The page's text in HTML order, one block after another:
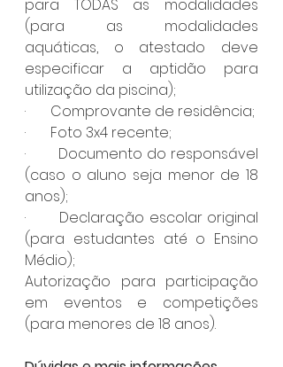
para TODAS as modalidades
(para as modalidades
aquáticas, o atestado deve
especificar a aptidão para
utilização da piscina);
·       Comprovante de residência;
·       Foto 3x4 recente;
·       Documento do responsável
(caso o aluno seja menor de 18
anos);
·       Declaração escolar original
(para estudantes até o Ensino
Médio);
Autorização para participação
em eventos e competições
(para menores de 18 anos).